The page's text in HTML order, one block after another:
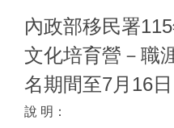
內政部移民署
文化培育營－職
名期間至7月16日
說 明：